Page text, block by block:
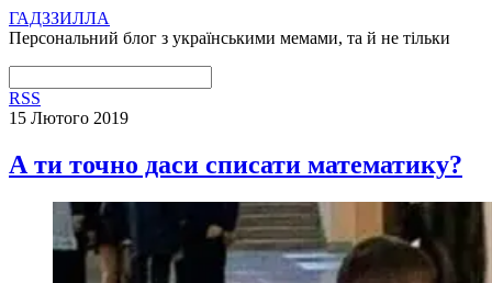
ГАДЗЗИЛЛА
Персональний блог з українськими мемами, та й не тільки
RSS
15 Лютого 2019
А ти точно даси списати математику?